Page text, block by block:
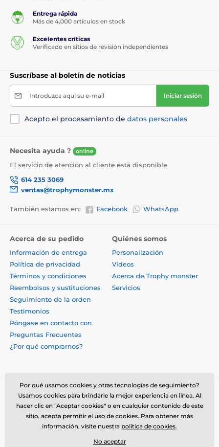
Entrega rápida
Más de 4,000 artículos en stock
Excelentes críticas
Verificado en sitios de revisión independientes
Suscríbase al boletín de noticias
Introduzca aquí su e-mail Iniciar sesión
Acepto el procesamiento de datos personales
Necesita ayuda ? online
El servicio de atención al cliente está disponible
614 235 3069
ventas@trophymonster.mx
También estamos en: Facebook WhatsApp
Acerca de su pedido
Información de entrega
Política de privacidad
Términos y condiciones
Reembolsos y sustituciones
Seguimiento de la orden
Testimonios
Póngase en contacto con
Preguntas Frecuentes
¿Por qué comprarnos?
Quiénes somos
Personalización
Vídeos
Acerca de Trophy monster
Servicios
Por qué usamos cookies y otras tecnologías de seguimiento?
Usamos cookies para brindarle la mejor experiencia en línea. Al
hacer clic en "Aceptar cookies" o en cualquier contenido de este
sitio, acepta permitir el uso de cookies. Para obtener más
información, visite nuestra política de cookies.
No aceptar